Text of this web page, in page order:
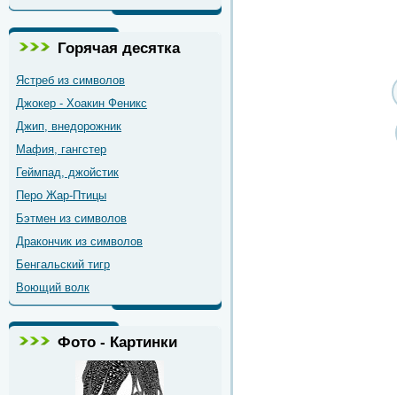
Горячая десятка
Ястреб из символов
Джокер - Хоакин Феникс
Джип, внедорожник
Мафия, гангстер
Геймпад, джойстик
Перо Жар-Птицы
Бэтмен из символов
Дракончик из символов
Бенгальский тигр
Воющий волк
Фото - Картинки